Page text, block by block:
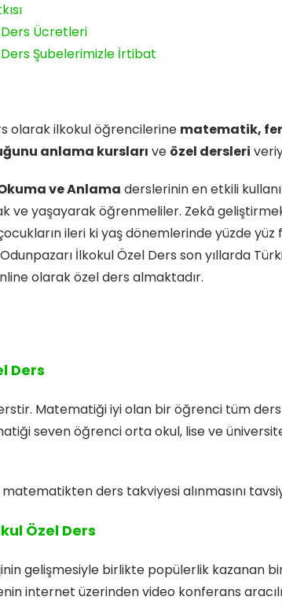
Ücretleri
Şubelerimizle İrtibat
olarak ilkokul öğrencilerine matematik,
anlama kursları ve özel dersleri
ve Anlama derslerinin en etkili
ve yaşayarak öğrenmeliler. Zekâ
ileri ki yaş dönemlerinde yüzde yüz
İlkokul Özel Ders son yıllarda
olarak özel ders almaktadır.
Ders
Matematiği iyi olan bir öğrenci tüm
seven öğrenci orta okul, lise ve
ders takviyesi alınmasını
Özel Ders
gelişmesiyle birlikte popülerlik kazanan
internet üzerinden video konferans